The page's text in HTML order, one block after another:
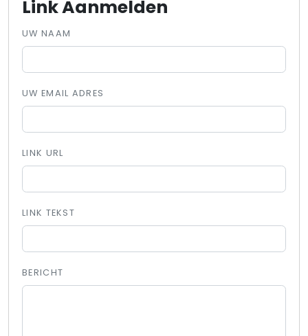
Link Aanmelden
UW NAAM
UW EMAIL ADRES
LINK URL
LINK TEKST
BERICHT